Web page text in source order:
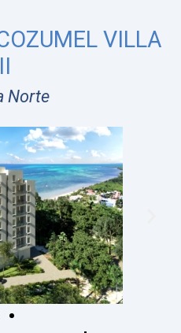
de 2025.
bedrooms, a studio,
as well as 5/5
views and direct
beach.
un garaje para 2
La electricidad está
por paneles